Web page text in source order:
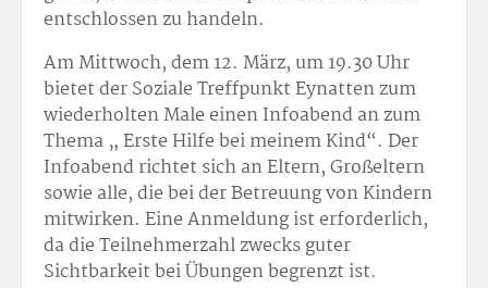
entschlossen zu handeln.
Am Mittwoch, dem 12. März, um 19.30 Uhr
bietet der Soziale Treffpunkt Eynatten zum
wiederholten Male einen Infoabend an zum
Thema „ Erste Hilfe bei meinem Kind“. Der
Infoabend richtet sich an Eltern, Großeltern
sowie alle, die bei der Betreuung von Kindern
mitwirken. Eine Anmeldung ist erforderlich,
da die Teilnehmerzahl zwecks guter
Sichtbarkeit bei Übungen begrenzt ist.